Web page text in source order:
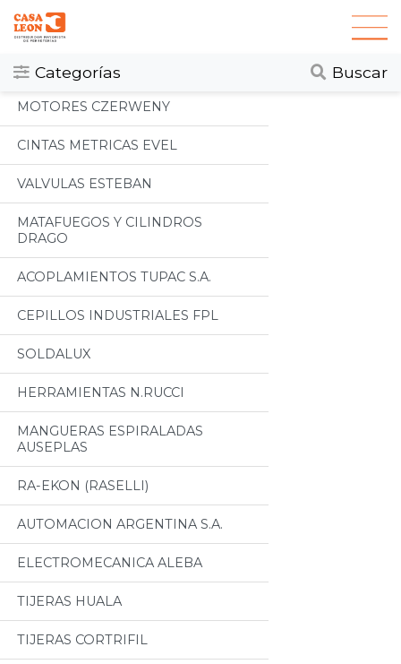
Categorías Buscar
Categorias
Todos
MOTORES CZERWENY
CINTAS METRICAS EVEL
VALVULAS ESTEBAN
MATAFUEGOS Y CILINDROS
DRAGO
ACOPLAMIENTOS TUPAC S.A.
CEPILLOS INDUSTRIALES FPL
SOLDALUX
HERRAMIENTAS N.RUCCI
MANGUERAS ESPIRALADAS
AUSEPLAS
RA-EKON (RASELLI)
AUTOMACION ARGENTINA S.A.
ELECTROMECANICA ALEBA
TIJERAS HUALA
TIJERAS CORTRIFIL